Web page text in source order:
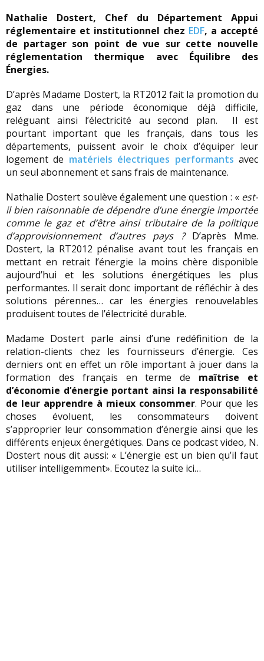
Nathalie Dostert, Chef du Département Appui
réglementaire et institutionnel chez EDF, a accepté
de partager son point de vue sur cette nouvelle
réglementation thermique avec Équilibre des
Énergies.
D’après Madame Dostert, la RT2012 fait la promotion du
gaz dans une période économique déjà difficile,
reléguant ainsi l’électricité au second plan. Il est
pourtant important que les français, dans tous les
départements, puissent avoir le choix d’équiper leur
logement de matériels électriques performants avec
un seul abonnement et sans frais de maintenance.
Nathalie Dostert soulève également une question : « est-
il bien raisonnable de dépendre d’une énergie importée
comme le gaz et d’être ainsi tributaire de la politique
d’approvisionnement d’autres pays ?D’après Mme.
Dostert, la RT2012 pénalise avant tout les français en
mettant en retrait l’énergie la moins chère disponible
aujourd’hui et les solutions énergétiques les plus
performantes. Il serait donc important de réfléchir à des
solutions pérennes… car les énergies renouvelables
produisent toutes de l’électricité durable.
Madame Dostert parle ainsi d’une redéfinition de la
relation-clients chez les fournisseurs d’énergie. Ces
derniers ont en effet un rôle important à jouer dans la
formation des français en terme de maîtrise et
d’économie d’énergie portant ainsi la responsabilité
de leur apprendre à mieux consommer. Pour que les
choses évoluent, les consommateurs doivent
s’approprier leur consommation d’énergie ainsi que les
différents enjeux énergétiques. Dans ce podcast video, N.
Dostert nous dit aussi: « L’énergie est un bien qu’il faut
utiliser intelligemment». Ecoutez la suite ici…